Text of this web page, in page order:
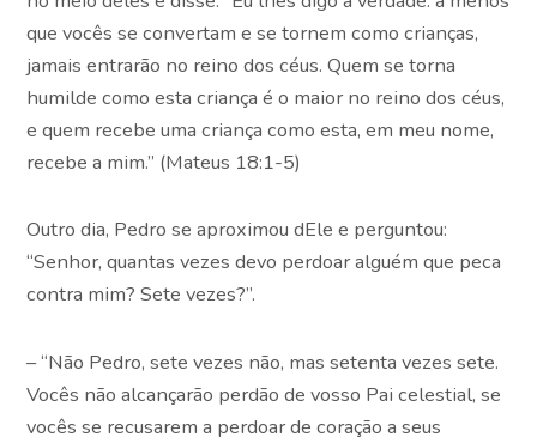
que vocês se convertam e se tornem como crianças,
jamais entrarão no reino dos céus. Quem se torna
humilde como esta criança é o maior no reino dos céus,
e quem recebe uma criança como esta, em meu nome,
recebe a mim.” (Mateus 18:1-5)
Outro dia, Pedro se aproximou dEle e perguntou:
“Senhor, quantas vezes devo perdoar alguém que peca
contra mim? Sete vezes?”.
– “Não Pedro, sete vezes não, mas setenta vezes sete.
Vocês não alcançarão perdão de vosso Pai celestial, se
vocês se recusarem a perdoar de coração a seus